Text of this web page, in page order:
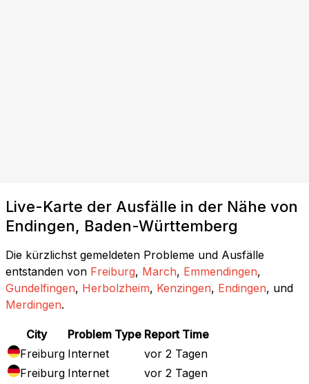
Live-Karte der Ausfälle in der Nähe von
Endingen, Baden-Württemberg
Die kürzlichst gemeldeten Probleme und Ausfälle
entstanden von Freiburg, March, Emmendingen,
Gundelfingen, Herbolzheim, Kenzingen, Endingen, und
Merdingen.
City Problem Type Report Time
Freiburg Internet
vor 2 Tagen
Freiburg Internet
vor 2 Tagen